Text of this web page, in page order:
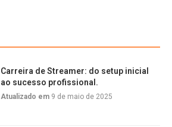
Carreira de Streamer: do setup inicial
ao sucesso profissional.
Atualizado em 9 de maio de 2025